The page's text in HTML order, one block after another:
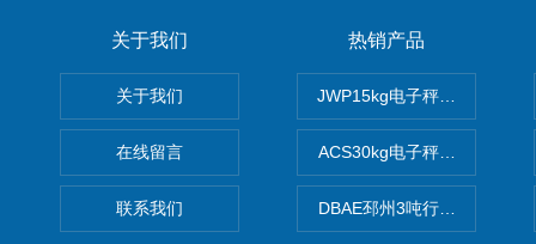
关于我们
关于我们
在线留言
联系我们
热销产品
JWP15kg电子秤价格,15公
ACS30kg电子秤价格,30公
DBAE邳州3吨行车电子吊秤